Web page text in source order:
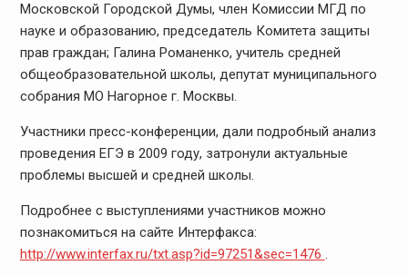
Московской Городской Думы, член Комиссии МГД по
науке и образованию, председатель Комитета защиты
прав граждан; Галина Романенко, учитель средней
общеобразовательной школы, депутат муниципального
собрания МО Нагорное г. Москвы.
Участники пресс-конференции, дали подробный анализ
проведения ЕГЭ в 2009 году, затронули актуальные
проблемы высшей и средней школы.
Подробнее с выступлениями участников можно
познакомиться на сайте Интерфакса:
http://www.interfax.ru/txt.asp?id=97251&sec=1476 .